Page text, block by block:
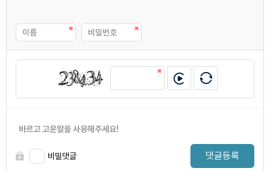
바르고 고운말을 사용해주세요!
비밀댓글 댓글등록